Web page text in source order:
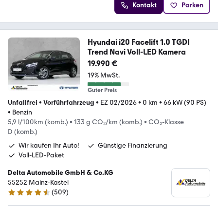
Kontakt Parken
Hyundai i20 Facelift 1.0 TGDI
Trend Navi Voll-LED Kamera
19.990 €
19% MwSt.
Guter Preis
Unfallfrei • Vorführfahrzeug • EZ 02/2026• 0 km • 66 kW (90 PS)
• Benzin
5,9 l/100km (komb.) • 133 g CO₂/km (komb.) • CO₂-Klasse
D (komb.)
Wir kaufen Ihr Auto!
Günstige Finanzierung
Voll-LED-Paket
Delta Automobile GmbH & Co.KG
55252 Mainz-Kastel
4.7 Sterne
(509)